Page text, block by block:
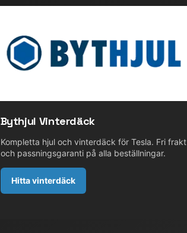
Bythjul Vinterdäck
Kompletta hjul och vinterdäck för Tesla. Fri frakt
och passningsgaranti på alla beställningar.
Hitta vinterdäck